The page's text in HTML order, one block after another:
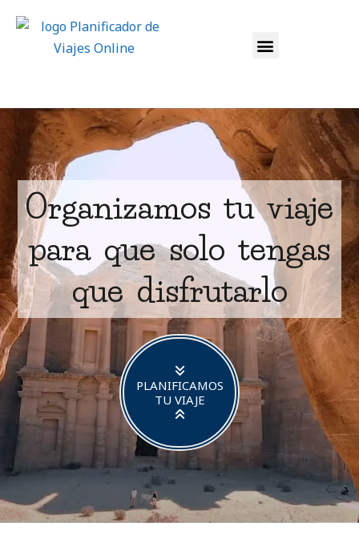
Organizamos tu viaje
para que solo tengas
que disfrutarlo
PLANIFICAMOS
TU VIAJE